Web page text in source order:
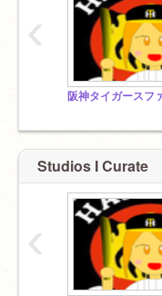
‹
Studios I Curate
‹